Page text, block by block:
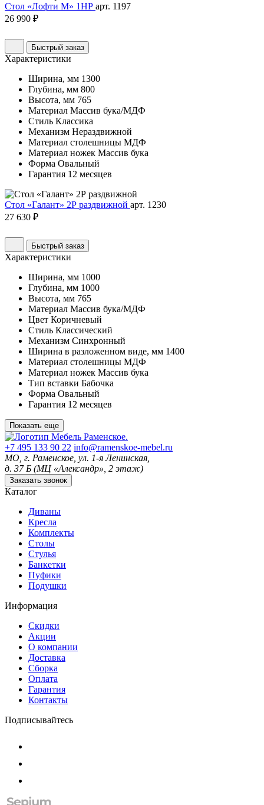
Стол «Лофти М» 1НР арт. 1197
26 990 ₽
Быстрый заказ
Характеристики
Ширина, мм 1300
Глубина, мм 800
Высота, мм 765
Материал Массив бука/МДФ
Стиль Классика
Механизм Нераздвижной
Материал столешницы МДФ
Материал ножек Массив бука
Форма Овальный
Гарантия 12 месяцев
Стол «Галант» 2Р раздвижной арт. 1230
27 630 ₽
Быстрый заказ
Характеристики
Ширина, мм 1000
Глубина, мм 1000
Высота, мм 765
Материал Массив бука/МДФ
Цвет Коричневый
Стиль Классический
Механизм Синхронный
Ширина в разложенном виде, мм 1400
Материал столешницы МДФ
Материал ножек Массив бука
Тип вставки Бабочка
Форма Овальный
Гарантия 12 месяцев
Показать еще
+7 495 133 90 22 info@ramenskoe-mebel.ru
МО, г. Раменское, ул. 1-я Ленинская,
д. 37 Б (МЦ «Александр», 2 этаж)
Заказать звонок
Каталог
Диваны
Кресла
Комплекты
Столы
Стулья
Банкетки
Пуфики
Подушки
Информация
Скидки
Акции
О компании
Доставка
Сборка
Оплата
Гарантия
Контакты
Подписывайтесь